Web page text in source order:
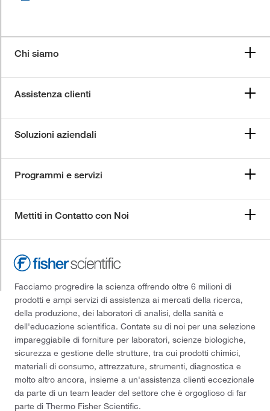
Chi siamo
Assistenza clienti
Soluzioni aziendali
Programmi e servizi
Mettiti in Contatto con Noi
Facciamo progredire la scienza offrendo oltre 6 milioni di
prodotti e ampi servizi di assistenza ai mercati della ricerca,
della produzione, dei laboratori di analisi, della sanità e
dell'educazione scientifica. Contate su di noi per una selezione
impareggiabile di forniture per laboratori, scienze biologiche,
sicurezza e gestione delle strutture, tra cui prodotti chimici,
materiali di consumo, attrezzature, strumenti, diagnostica e
molto altro ancora, insieme a un'assistenza clienti eccezionale
da parte di un team leader del settore che è orgoglioso di far
parte di Thermo Fisher Scientific.